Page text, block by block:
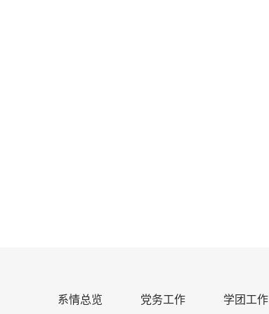
系情总览 党务工作 学团工作